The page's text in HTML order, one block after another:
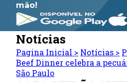
mão!
Notícias
Pagina Inicial > Notícias >
Beef Dinner celebra a
São Paulo